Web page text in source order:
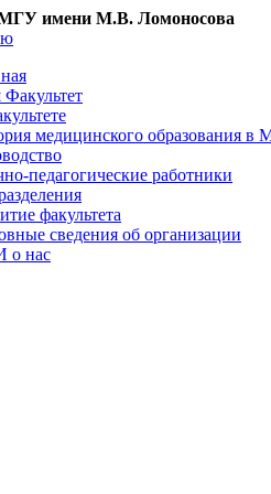
имени М.В. Ломоносова
медицинского образования в
педагогические работники
факультета
сведения об организации
о нас